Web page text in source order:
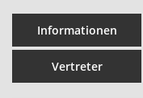
Informationen
Vertreter